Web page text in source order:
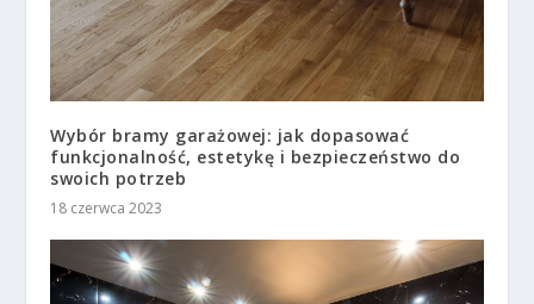
Wybór bramy garażowej: jak dopasować
funkcjonalność, estetykę i bezpieczeństwo do
swoich potrzeb
18 czerwca 2023